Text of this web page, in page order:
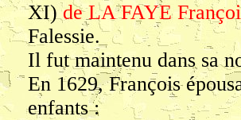
XI)de LA FAYE
Falessie.
Il fut maintenu dans sa
En 1629, François
enfants :